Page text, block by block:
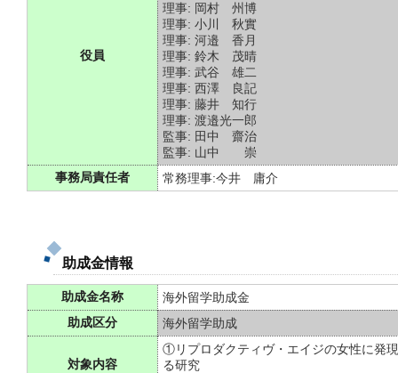
役員
理事: 岡村 州博
理事: 小川 秋實
理事: 河邉 香月
理事: 鈴木 茂晴
理事: 武谷 雄二
理事: 西澤 良記
理事: 藤井 知行
理事: 渡邉光一郎
監事: 田中 齋治
監事: 山中 崇
事務局責任者
常務理事:今井 庸介
助成金情報
助成金名称
海外留学助成金
助成区分
海外留学助成
対象内容
①リプロダクティヴ・エイジの女性に発
る研究